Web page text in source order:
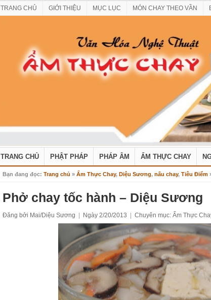
TRANG CHỦ GIỚI THIỆU MỤC LỤC MÓN CHAY THEO VẦN
TRANG CHỦ PHẬT PHÁP PHÁP ÂM ẨM THỰC CHAY
Bạn đang đọc: Trang chủ » Ẩm Thực Chay, Diệu Sương, nấu chay, Tiêu Điểm
Phở chay tốc hành – Diệu Sương
Đăng bởi Mai/Diệu Sương Ngày 2/20/2013 Chuyên mục: Ẩm Thực